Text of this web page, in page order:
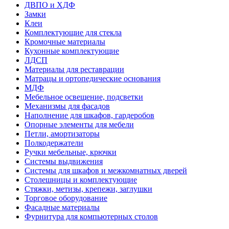
ДВПО и ХДФ
Замки
Клеи
Комплектующие для стекла
Кромочные материалы
Кухонные комплектующие
ЛДСП
Материалы для реставрации
Матрацы и ортопедические основания
МДФ
Мебельное освещение, подсветки
Механизмы для фасадов
Наполнение для шкафов, гардеробов
Опорные элементы для мебели
Петли, амортизаторы
Полкодержатели
Ручки мебельные, крючки
Системы выдвижения
Системы для шкафов и межкомнатных дверей
Столешницы и комплектующие
Стяжки, метизы, крепежи, заглушки
Торговое оборудование
Фасадные материалы
Фурнитура для компьютерных столов